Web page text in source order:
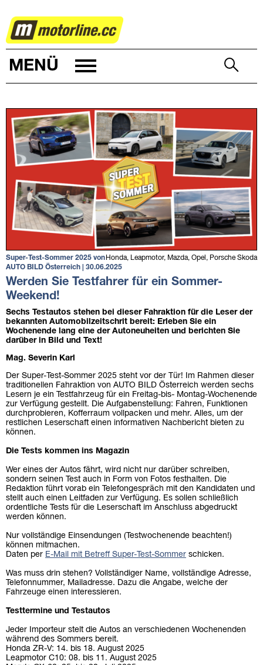
AUTOWELT
MENÜ
Honda, Leapmotor, Mazda, Opel, Porsche Skoda
Super-Test-Sommer 2025 von
AUTO BILD Österreich | 30.06.2025
Werden Sie Testfahrer für ein Sommer-
Weekend!
Sechs Testautos stehen bei dieser Fahraktion für die Leser der
bekannten Automobilzeitschrit bereit: Erleben Sie ein
Wochenende lang eine der Autoneuheiten und berichten Sie
darüber in Bild und Text!
Mag. Severin Karl
Der Super-Test-Sommer 2025 steht vor der Tür! Im Rahmen dieser
traditionellen Fahraktion von AUTO BILD Österreich werden sechs
Lesern je ein Testfahrzeug für ein Freitag-bis- Montag-Wochenende
zur Verfügung gestellt. Die Aufgabenstellung: Fahren, Funktionen
durchprobieren, Kofferraum vollpacken und mehr. Alles, um der
restlichen Leserschaft einen informativen Nachbericht bieten zu
können.
Die Tests kommen ins Magazin
Wer eines der Autos fährt, wird nicht nur darüber schreiben,
sondern seinen Test auch in Form von Fotos festhalten. Die
Redaktion führt vorab ein Telefongespräch mit den Kandidaten und
stellt auch einen Leitfaden zur Verfügung. Es sollen schließlich
ordentliche Tests für die Leserschaft im Anschluss abgedruckt
werden können.
Nur vollständige Einsendungen (Testwochenende beachten!)
können mitmachen.
Daten per E-Mail mit Betreff Super-Test-Sommer schicken.
Was muss drin stehen? Vollständiger Name, vollständige Adresse,
Telefonnummer, Mailadresse. Dazu die Angabe, welche der
Fahrzeuge einen interessieren.
Testtermine und Testautos
Jeder Importeur stelt die Autos an verschiedenen Wochenenden
während des Sommers bereit.
Honda ZR-V: 14. bis 18. August 2025
Leapmotor C10: 08. bis 11. August 2025